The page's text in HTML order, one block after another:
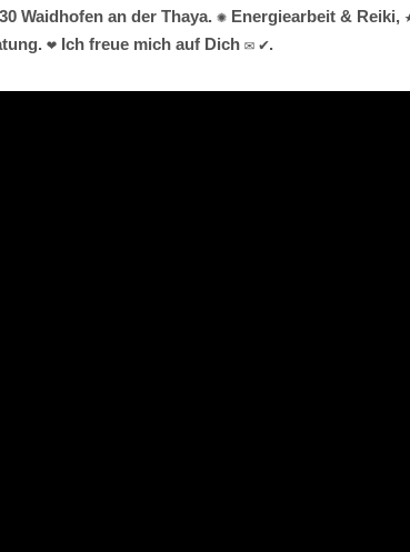
Waidhofen an der Thaya. ✺ Energiearbeit & Reiki,
❤ Ich freue mich auf Dich ✉ ✔.